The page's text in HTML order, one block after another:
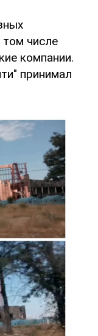
том числе
компании.
принимал